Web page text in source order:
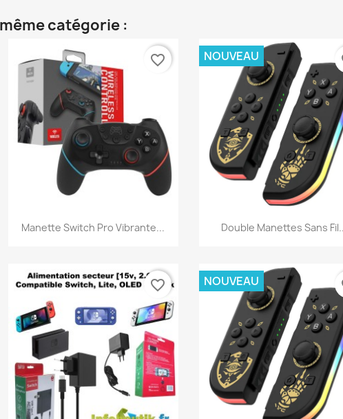
catégorie :
 Aperçu rapide
Manette Switch Pro Vibrante...
favorite_border
Aperçu rapide
Double Manettes Sans
NOUVEAU
favorite_border NOUVEAU